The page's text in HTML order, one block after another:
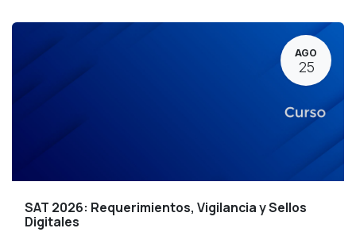
AGO
25
SAT 2026: Requerimientos, Vigilancia y Sellos
Digitales